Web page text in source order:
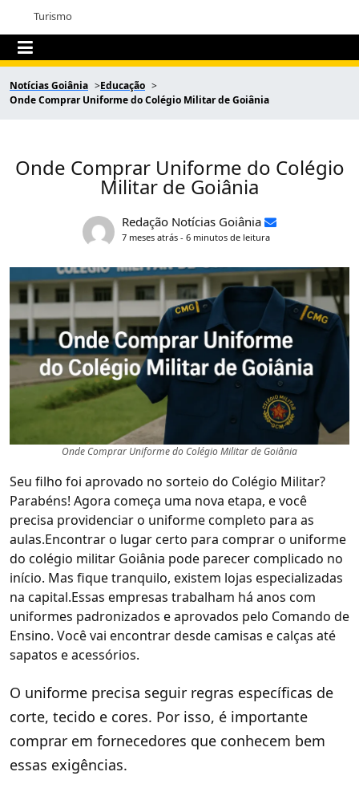
Turismo
Notícias Goiânia
Educação
Onde Comprar Uniforme do Colégio Militar de Goiânia
Onde Comprar Uniforme do Colégio
Militar de Goiânia
Redação Notícias Goiânia
7 meses atrás - 6 minutos de leitura
Onde Comprar Uniforme do Colégio Militar de Goiânia
Seu filho foi aprovado no sorteio do Colégio Militar?
Parabéns! Agora começa uma nova etapa, e você
precisa providenciar o uniforme completo para as
aulas.Encontrar o lugar certo para comprar o uniforme
do colégio militar Goiânia pode parecer complicado no
início. Mas fique tranquilo, existem lojas especializadas
na capital.Essas empresas trabalham há anos com
uniformes padronizados e aprovados pelo Comando de
Ensino. Você vai encontrar desde camisas e calças até
sapatos e acessórios.
O uniforme precisa seguir regras específicas de
corte, tecido e cores. Por isso, é importante
comprar em fornecedores que conhecem bem
essas exigências.